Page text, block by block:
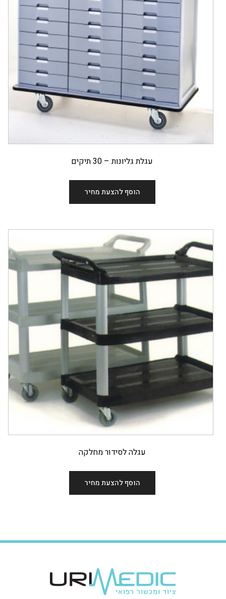
עגלת גליונות – 30 תיקים
הוסף להצעת מחיר
עגלה לסידור מחלקה
הוסף להצעת מחיר